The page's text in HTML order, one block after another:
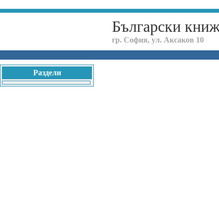
Български
гр. София, ул. Аксаков 10
Раздели